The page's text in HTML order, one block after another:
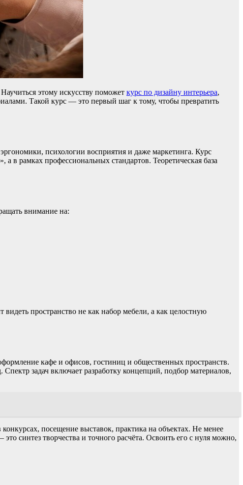
этому искусству поможет курс по дизайну интерьера,
Такой курс — это первый шаг к тому, чтобы превратить
психологии восприятия и даже маркетинга. Курс
в рамках профессиональных стандартов. Теоретическая база
внимание на:
пространство не как набор мебели, а как целостную
кафе и офисов, гостиниц и общественных пространств.
задач включает разработку концепций, подбор материалов,
посещение выставок, практика на объектах. Не менее
синтез творчества и точного расчёта. Освоить его с нуля можно,